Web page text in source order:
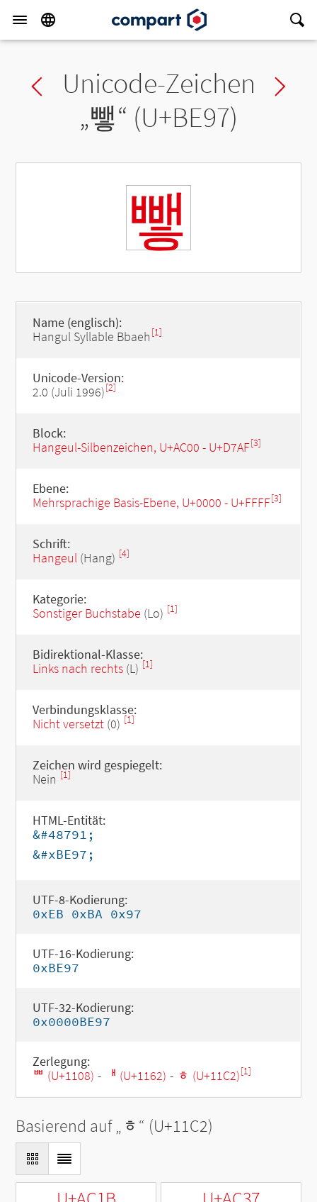
Previous char
Unicode-Zeichen
„뺗“ (U+BE97)
뺗
Name (englisch):
Hangul Syllable Bbaeh [1]
Unicode-Version:
2.0 (Juli 1996)[2]
Block:
Hangeul-Silbenzeichen, U+AC00 - U+D7AF[3]
Ebene:
Mehrsprachige Basis-Ebene, U+0000 - U+FFFF[3]
Schrift:
Hangeul(Hang) [4]
Kategorie:
Sonstiger Buchstabe (Lo) [1]
Bidirektional-Klasse:
Links nach rechts(L) [1]
Verbindungsklasse:
Nicht versetzt(0) [1]
Zeichen wird gespiegelt:
Nein [1]
HTML-Entität:
&#48791;
&#xBE97;
UTF-8-Kodierung:
0xEB 0xBA 0x97
UTF-16-Kodierung:
0xBE97
UTF-32-Kodierung:
0x0000BE97
Zerlegung:
ᄈ (U+1108) - ᅢ (U+1162) - ᇂ (U+11C2)[1]
Basierend auf „ ᇂ “ (U+11C2)